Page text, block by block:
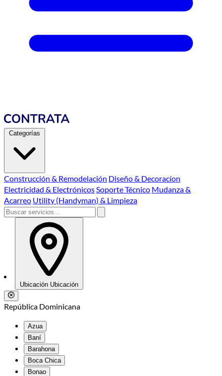
Categorías
Construcción & Remodelación Diseño & Decoracíon
Electricidad & ElectrónicosSoporte Técnico Mudanza &
Acarreo Utility (Handyman) & Limpieza
Ubicación Ubicación
República Dominicana
Azua
Baní
Barahona
Boca Chica
Bonao